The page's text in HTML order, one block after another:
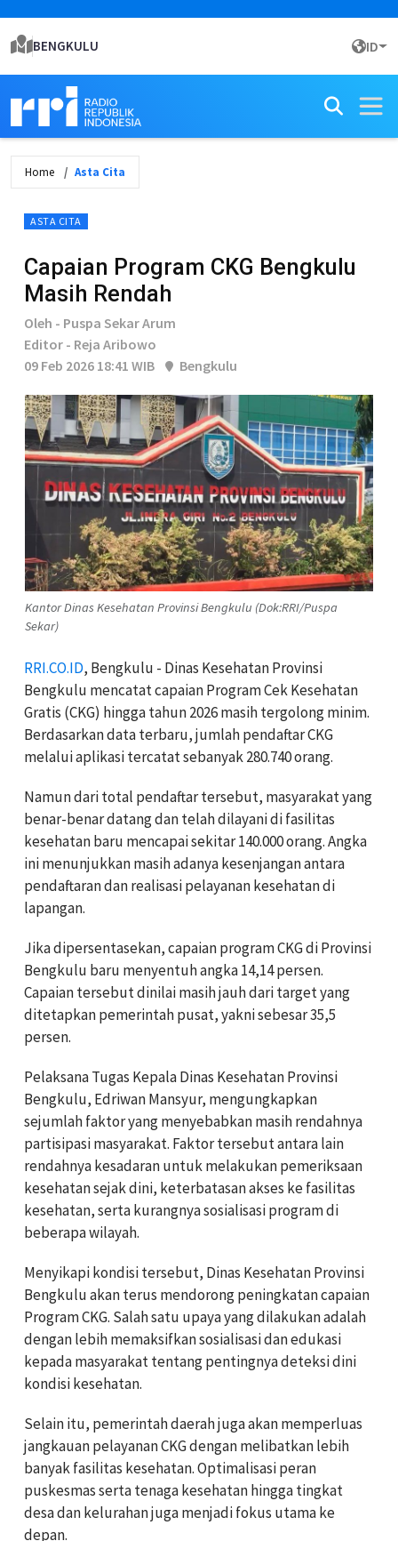
BENGKULU ID
Home Asta Cita
ASTA CITA
Capaian Program CKG Bengkulu
Masih Rendah
Oleh - Puspa Sekar Arum
Editor - Reja Aribowo
09 Feb 2026 18:41 WIB
Bengkulu
Kantor Dinas Kesehatan Provinsi Bengkulu (Dok:RRI/Puspa
Sekar)
RRI.CO.ID, Bengkulu - Dinas Kesehatan Provinsi
Bengkulu mencatat capaian Program Cek Kesehatan
Gratis (CKG) hingga tahun 2026 masih tergolong minim.
Berdasarkan data terbaru, jumlah pendaftar CKG
melalui aplikasi tercatat sebanyak 280.740 orang.
Namun dari total pendaftar tersebut, masyarakat yang
benar-benar datang dan telah dilayani di fasilitas
kesehatan baru mencapai sekitar 140.000 orang. Angka
ini menunjukkan masih adanya kesenjangan antara
pendaftaran dan realisasi pelayanan kesehatan di
lapangan.
Jika dipersentasekan, capaian program CKG di Provinsi
Bengkulu baru menyentuh angka 14,14 persen.
Capaian tersebut dinilai masih jauh dari target yang
ditetapkan pemerintah pusat, yakni sebesar 35,5
persen.
Pelaksana Tugas Kepala Dinas Kesehatan Provinsi
Bengkulu, Edriwan Mansyur, mengungkapkan
sejumlah faktor yang menyebabkan masih rendahnya
partisipasi masyarakat. Faktor tersebut antara lain
rendahnya kesadaran untuk melakukan pemeriksaan
kesehatan sejak dini, keterbatasan akses ke fasilitas
kesehatan, serta kurangnya sosialisasi program di
beberapa wilayah.
Menyikapi kondisi tersebut, Dinas Kesehatan Provinsi
Bengkulu akan terus mendorong peningkatan capaian
Program CKG. Salah satu upaya yang dilakukan adalah
dengan lebih memaksifkan sosialisasi dan edukasi
kepada masyarakat tentang pentingnya deteksi dini
kondisi kesehatan.
Selain itu, pemerintah daerah juga akan memperluas
jangkauan pelayanan CKG dengan melibatkan lebih
banyak fasilitas kesehatan. Optimalisasi peran
puskesmas serta tenaga kesehatan hingga tingkat
desa dan kelurahan juga menjadi fokus utama ke
depan.